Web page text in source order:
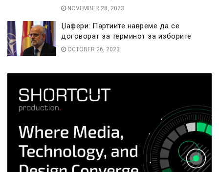
NOVEMBER 28, 2023
Џафери: Партиите навреме да се
договорат за терминот за изборите
OCTOBER 26, 2023